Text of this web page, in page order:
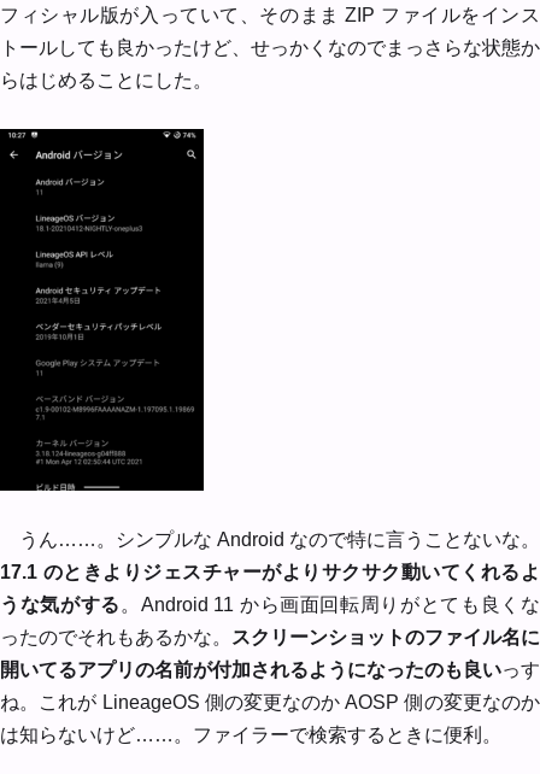
フィシャル版が入っていて、そのまま ZIP ファイルをインス
トールしても良かったけど、せっかくなのでまっさらな状態か
らはじめることにした。
うん……。シンプルな Android なので特に言うことないな。
17.1 のときよりジェスチャーがよりサクサク動いてくれるよ
うな気がする 。Android 11 から画面回転周りがとても良くな
ったのでそれもあるかな。
スクリーンショットのファイル名に
開いてるアプリの名前が付加されるようになったのも良いっす
ね。これが LineageOS 側の変更なのか AOSP 側の変更なのか
は知らないけど……。ファイラーで検索するときに便利。